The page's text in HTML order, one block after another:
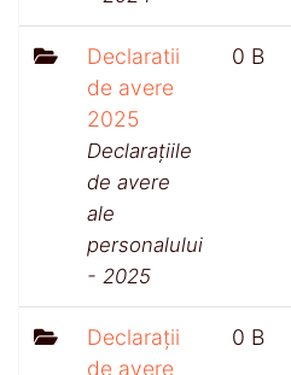
Declaratii
de avere
2025
Declarațiile
de avere
ale
personalului
- 2025
0 B
Declarații
de avere
0 B